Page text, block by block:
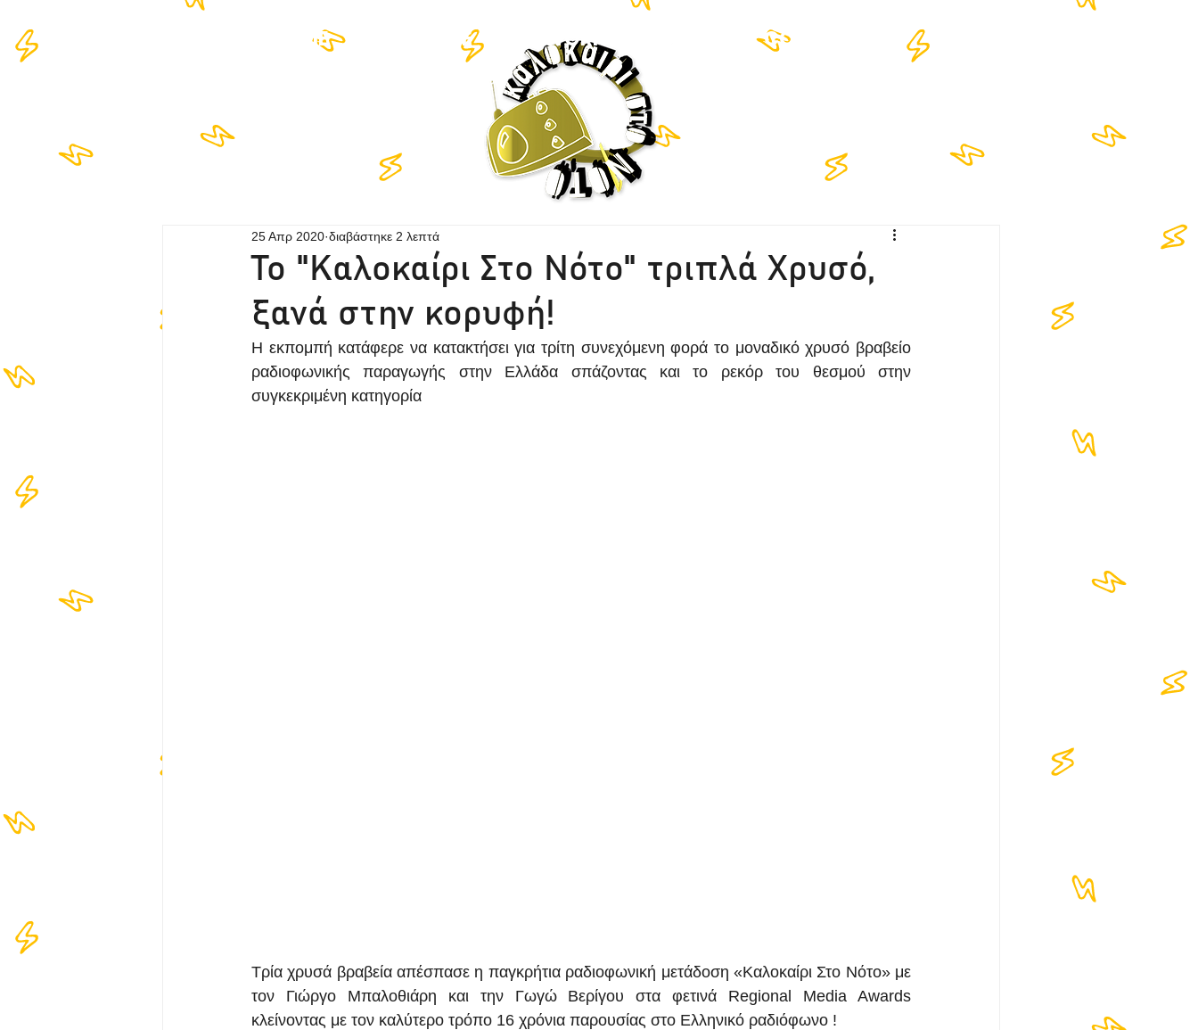
HOME LISTEN LIVE NETWORK CONTACT
Το "Καλοκαίρι Στο Νότο" τριπλά Χρυσό,
ξανά στην κορυφή!
25 Απρ 2020 διαβάστηκε 2 λεπτά
Η εκπομπή κατάφερε να κατακτήσει για τρίτη συνεχόμενη φορά το μοναδικό χρυσό βραβείο
ραδιοφωνικής παραγωγής στην Ελλάδα σπάζοντας και το ρεκόρ του θεσμού στην
συγκεκριμένη κατηγορία
Τρία χρυσά βραβεία απέσπασε η παγκρήτια ραδιοφωνική μετάδοση «Καλοκαίρι Στο Νότο» με
τον Γιώργο Μπαλοθιάρη και την Γωγώ Βερίγου στα φετινά Regional Media Awards
κλείνοντας με τον καλύτερο τρόπο 16 χρόνια παρουσίας στο Ελληνικό ραδιόφωνο !